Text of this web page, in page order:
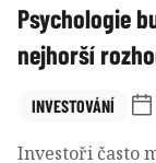
Psychologie
nejhorší
INVESTOVÁNÍ
Investoři často